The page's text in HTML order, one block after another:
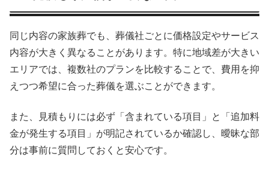
同じ内容の家族葬でも、葬儀社ごとに価格設定やサービス
内容が大きく異なることがあります。特に地域差が大きい
エリアでは、複数社のプランを比較することで、費用を抑
えつつ希望に合った葬儀を選ぶことができます。
また、見積もりには必ず「含まれている項目」と「追加料
金が発生する項目」が明記されているか確認し、曖昧な部
分は事前に質問しておくと安心です。